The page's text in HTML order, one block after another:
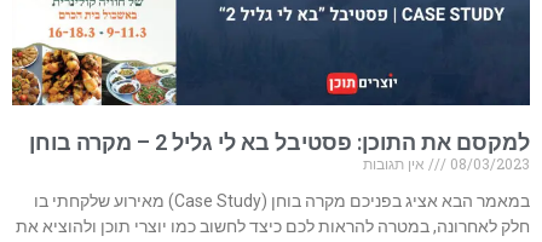
למקסם את התוכן: פסטיבל בא לי גליל 2 – מקרה בוחן
08/03/2023
אין תגובות
במאמר הבא אציג בפניכם מקרה בוחן (Case Study) מאירוע שלקחתי בו
חלק לאחרונה, במטרה להראות לכם כיצד לחשוב כמו יוצרי תוכן ולהוציא את